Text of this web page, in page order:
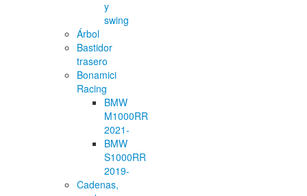
y
swing
Árbol
Bastidor
trasero
Bonamici
Racing
BMW
M1000RR
2021-
BMW
S1000RR
2019-
Cadenas,